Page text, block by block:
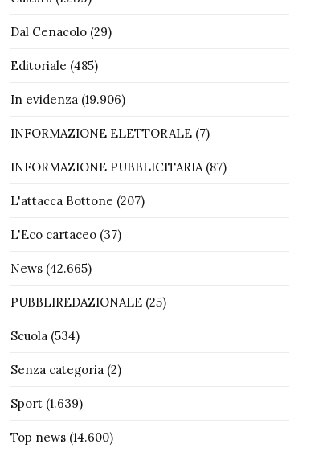
Dal Cenacolo(29)
Editoriale (485)
In evidenza(19.906)
INFORMAZIONE ELETTORALE(7)
INFORMAZIONE PUBBLICITARIA(87)
L'attacca Bottone (207)
L'Eco cartaceo(37)
News(42.665)
PUBBLIREDAZIONALE(25)
Scuola(534)
Senza categoria(2)
Sport(1.639)
Top news(14.600)